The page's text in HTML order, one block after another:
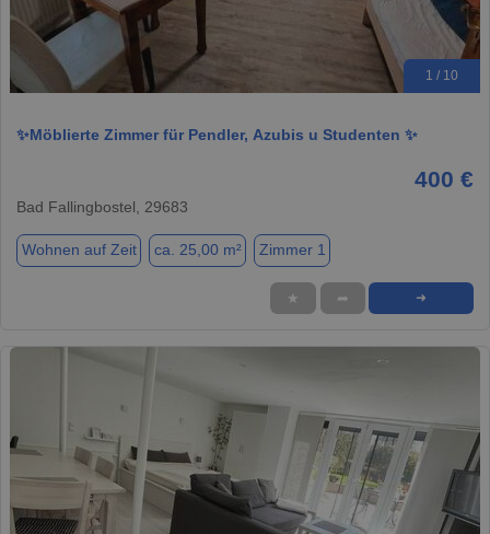
1 / 10
✨️Möblierte Zimmer für Pendler, Azubis u Studenten ✨️
400 €
Bad Fallingbostel, 29683
Wohnen auf Zeit ca. 25,00 m² Zimmer 1
★ ➦ ➜